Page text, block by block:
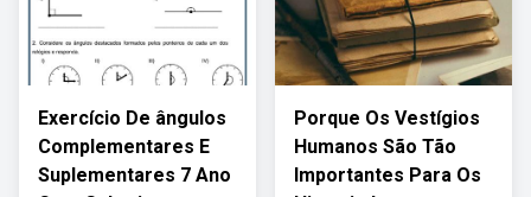
Exercício De ângulos
Complementares E
Suplementares 7 Ano
Porque Os Vestígios
Humanos São Tão
Importantes Para Os